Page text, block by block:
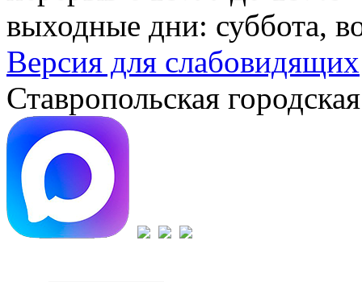
выходные дни: суббота,
Версия для слабовидящих
Ставропольская